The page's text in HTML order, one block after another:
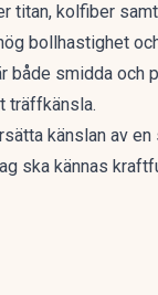
titan, kolfiber
bollhastighet
både smidda och
träffkänsla.
känslan av
ska kännas